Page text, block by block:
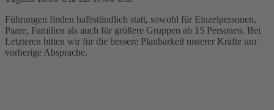
Führungen finden halbstündlich statt, sowohl für Einzelpersonen,
Paare, Familien als auch für größere Gruppen ab 15 Personen. Bei
Letzteren bitten wir für die bessere Planbarkeit unserer Kräfte um
vorherige Absprache.